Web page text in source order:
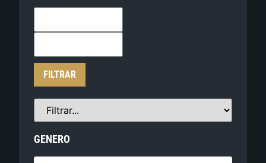
FILTRAR
GENERO